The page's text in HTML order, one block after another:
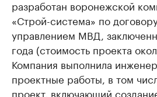
разработан воронежской
«Строй-система» по
управлением МВД,
года (стоимость проекта
Компания выполнила
проектные работы, в том
проект, включающий